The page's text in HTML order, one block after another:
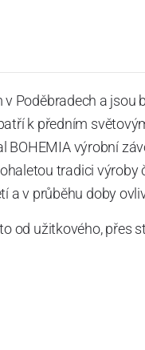
Poděbradech a jsou
k předním
výrobní
tradici výroby
a v průběhu doby
od užitkového, přes